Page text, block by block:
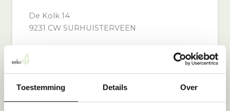
Toestemming Details Over
De Kolk 14
9231 CW SURHUISTERVEEN